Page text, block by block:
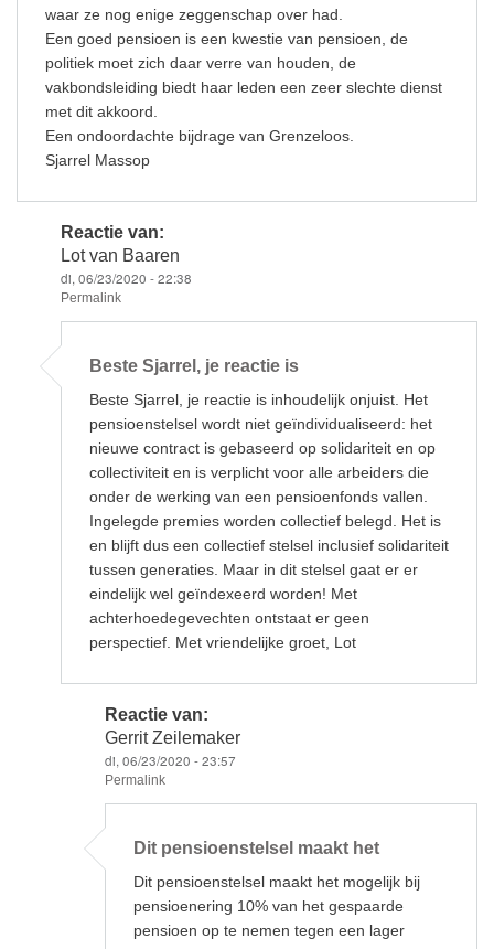
waar ze nog enige zeggenschap over had.
Een goed pensioen is een kwestie van pensioen, de
politiek moet zich daar verre van houden, de
vakbondsleiding biedt haar leden een zeer slechte dienst
met dit akkoord.
Een ondoordachte bijdrage van Grenzeloos.
Sjarrel Massop
Reactie van:
Lot van Baaren
di, 06/23/2020 - 22:38
Permalink
antwoord
Een
uitermate
slechte
door
Sjarrel
Beste Sjarrel, je reactie is
Beste Sjarrel, je reactie is inhoudelijk onjuist. Het
pensioenstelsel wordt niet geïndividualiseerd: het
nieuwe contract is gebaseerd op solidariteit en op
collectiviteit en is verplicht voor alle arbeiders die
onder de werking van een pensioenfonds vallen.
Ingelegde premies worden collectief belegd. Het is
en blijft dus een collectief stelsel inclusief solidariteit
tussen generaties. Maar in dit stelsel gaat er er
eindelijk wel geïndexeerd worden! Met
achterhoedegevechten ontstaat er geen
perspectief. Met vriendelijke groet, Lot
Reactie van:
Gerrit Zeilemaker
di, 06/23/2020 - 23:57
Permalink
antwoord
Beste
Sjarrel,
reactie
Dit pensioenstelsel maakt het
Dit pensioenstelsel maakt het mogelijk bij
pensioenering 10% van het gespaarde
pensioen op te nemen tegen een lager